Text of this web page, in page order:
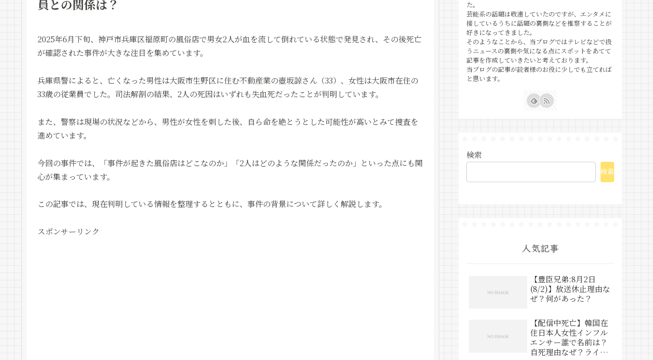
員との関係は？
2025年6月下旬、神戸市兵庫区福原町の風俗店で男女2人が血を流して倒れている状態で発見され、その後死亡
が確認された事件が大きな注目を集めています。
兵庫県警によると、亡くなった男性は大阪市生野区に住む不動産業の壺坂諒さん（33）、女性は大阪市在住の
33歳の従業員でした。司法解剖の結果、2人の死因はいずれも失血死だったことが判明しています。
また、警察は現場の状況などから、男性が女性を刺した後、自ら命を絶とうとした可能性が高いとみて捜査を
進めています。
今回の事件では、「事件が起きた風俗店はどこなのか」「2人はどのような関係だったのか」といった点にも関
心が集まっています。
この記事では、現在判明している情報を整理するとともに、事件の背景について詳しく解説します。
スポンサーリンク
た。
芸能系の話題は敬遠していたのですが、エンタメに
接しているうちに話題の裏側などを推察することが
好きになってきました。
そのようなことから、当ブログではテレビなどで扱
うニュースの裏側や気になる点にスポットをあてて
記事を作成していきたいと考えております。
当ブログの記事が読者様のお役に少しでも立てれば
と思います。
検索
検索
人気記事
【豊臣兄弟:8月2日
(8/2)】放送休止理由な
ぜ？何があった？
【配信中死亡】韓国在
住日本人女性インフル
エンサー誰で名前は？
自死理由なぜ？ライブ